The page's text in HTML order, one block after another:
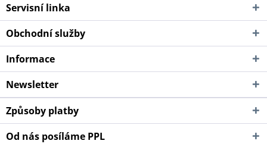
Servisní linka
Obchodní služby
Informace
Newsletter
Způsoby platby
Od nás posíláme PPL